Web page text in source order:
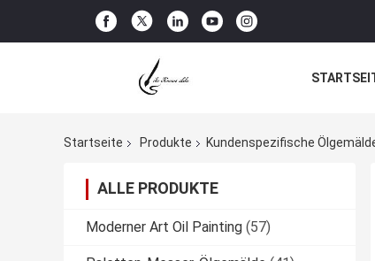
Startseite Produkte Kundenspezifische
ALLE PRODUKTE
Moderner Art Oil Painting (57)